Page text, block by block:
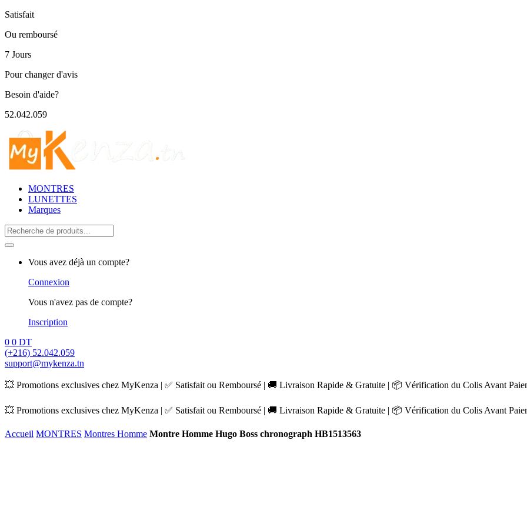
Satisfait
Ou remboursé
7 Jours
Pour changer d'avis
Besoin d'aide?
52.042.059
MONTRES
LUNETTES
Marques
Search
for:
Vous avez déjà un compte?
Connexion
Vous n'avez pas de compte?
Inscription
0 0 DT
(+216) 52.042.059
support@mykenza.tn
💥 Promotions exclusives chez MyKenza | ✅ Satisfait ou Remboursé | 🚚 Livraison Rapide & Gratuite | 📦 Vérification du Colis Avant
💥 Promotions exclusives chez MyKenza | ✅ Satisfait ou Remboursé | 🚚 Livraison Rapide & Gratuite | 📦 Vérification du Colis Avant
Accueil MONTRES Montres Homme Montre Homme Hugo Boss chronograph HB1513563